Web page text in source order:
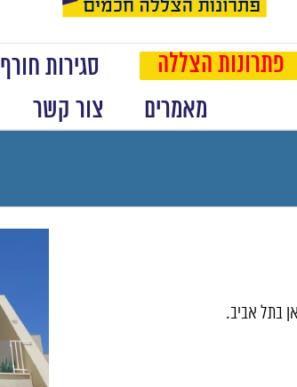
פתרונות הצללה סגירות חורף
מאמרים
צור קשר
בתל אביב.